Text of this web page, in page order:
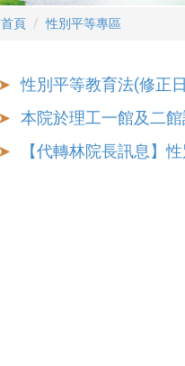
首頁 性別平等專區
性別平等教育法(修正
本院於理工一館及二
【代轉林院長訊息】